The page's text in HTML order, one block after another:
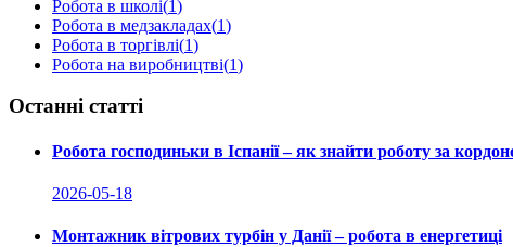
Робота в школі(1)
Робота в медзакладах(1)
Робота в торгівлі(1)
Робота на виробництві(1)
Останні статті
Робота господиньки в Іспанії – як знайти роботу за
2026-05-18
Монтажник вітрових турбін у Данії – робота в енергетиці